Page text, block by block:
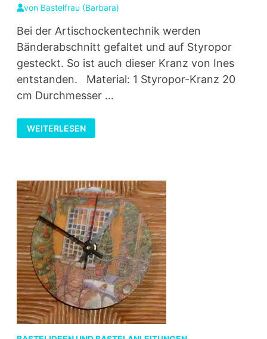
von Bastelfrau (Barbara)
Bei der Artischockentechnik werden
Bänderabschnitt gefaltet und auf Styropor
gesteckt. So ist auch dieser Kranz von Ines
entstanden. Material: 1 Styropor-Kranz 20
cm Durchmesser …
KRANZ
IN
ARTISCHOCKENTECHNIK
WEITERLESEN